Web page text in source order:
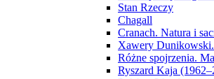
Stan Rzeczy
Chagall
Cranach. Natura i
Xawery
Różne spojrzenia.
Ryszard Kaja